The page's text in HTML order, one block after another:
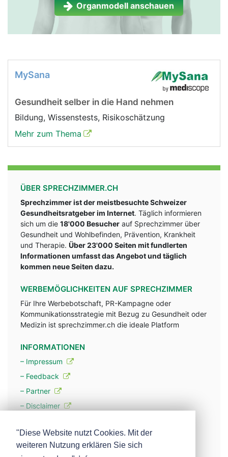
Nebenniere Frau
Organmodell anschauen
MySana
Gesundheit selber in die Hand nehmen
Bildung, Wissenstests, Risikoschätzung
Mehr zum Thema
ÜBER SPRECHZIMMER.CH
Sprechzimmer ist der meistbesuchte Schweizer
Gesundheitsratgeber im Internet. Täglich informieren
sich um die 18'000 Besucher auf Sprechzimmer über
Gesundheit und Wohlbefinden, Prävention, Krankheit
und Therapie. Über 23'000 Seiten mit fundlerten
Informationen umfasst das Angebot und täglich
kommen neue Seiten dazu.
WERBEMÖGLICHKEITEN AUF SPRECHZIMMER
Für Ihre Werbebotschaft, PR-Kampagne oder
Kommunikationsstrategie mit Bezug zu Gesundheit oder
Medizin ist sprechzimmer.ch die ideale Platform
INFORMATIONEN
– Impressum
– Feedback
– Partner
– Disclaimer
– Werbung
"Diese Website nutzt Cookies. Mit der
weiteren Nutzung erklären Sie sich